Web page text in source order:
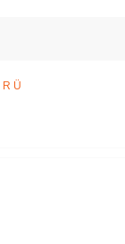
R Ü